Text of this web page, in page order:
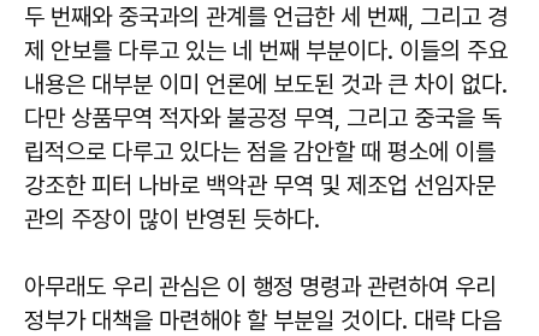
두 번째와 중국과의 관계를 언급한 세 번째, 그리고 경
제 안보를 다루고 있는 네 번째 부분이다. 이들의 주요
내용은 대부분 이미 언론에 보도된 것과 큰 차이 없다.
다만 상품무역 적자와 불공정 무역, 그리고 중국을 독
립적으로 다루고 있다는 점을 감안할 때 평소에 이를
강조한 피터 나바로 백악관 무역 및 제조업 선임자문
관의 주장이 많이 반영된 듯하다.
아무래도 우리 관심은 이 행정 명령과 관련하여 우리
정부가 대책을 마련해야 할 부분일 것이다. 대략 다음